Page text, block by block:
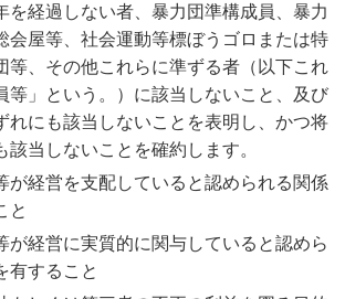
を経過しない者、暴力団準構成員、暴力
会屋等、社会運動等標ぼうゴロまたは特
等、その他これらに準ずる者（以下これ
等」という。）に該当しないこと、及び
れにも該当しないことを表明し、かつ将
該当しないことを確約します。
が経営を支配していると認められる関係
と
が経営に実質的に関与していると認めら
有すること